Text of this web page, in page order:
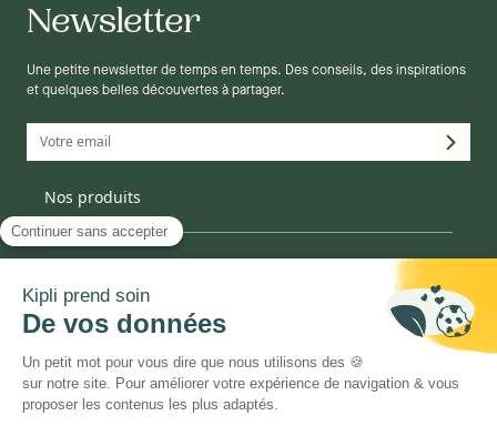
Newsletter
Une petite newsletter de temps en temps. Des conseils, des inspirations
et quelques belles découvertes à partager.
Mobilier
Décoration
Canapé
Oreiller
Couette
Enfant
Qui sommes-nous ?
Notre engagement
Nos produits